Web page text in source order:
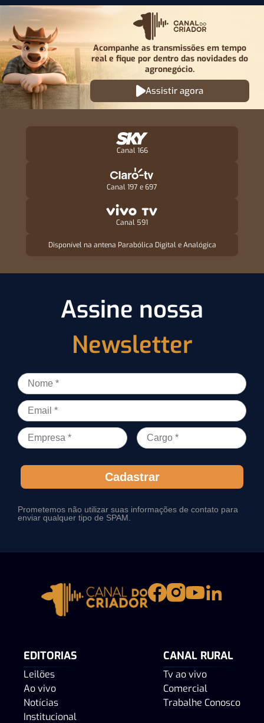
Acompanhe as transmissões em tempo
real e fique pordentro das novidades do
agronegócio.
Assistir agora
Canal 166
Canal 197 e 697
Canal 591
Disponível na antena Parabólica Digital e Analógica
Assine nossa
Newsletter
Cadastrar
Prometemos não utilizar suas informações de contato para
enviar qualquer tipo de SPAM.
EDITORIAS
Leilões
Ao vivo
Notícias
Institucional
CANAL RURAL
Tv ao vivo
Comercial
Trabalhe Conosco